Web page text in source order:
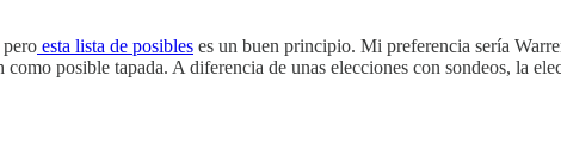
esta lista de posibles es un buen principio. Mi preferencia sería
posible tapada. A diferencia de unas elecciones con sondeos, la